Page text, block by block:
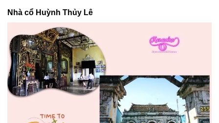
Nhà cổ Huỳnh Thủy Lê